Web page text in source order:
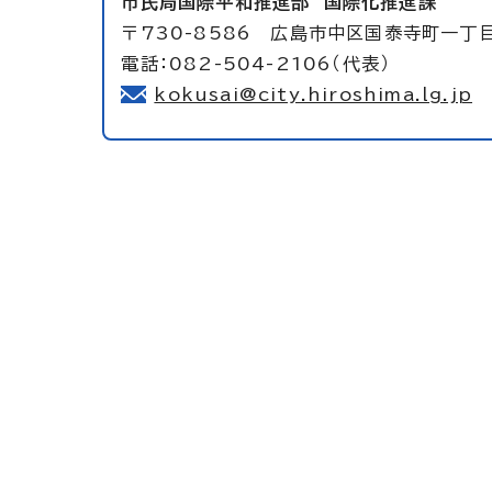
〒730-8586 広島市中区国泰寺町一丁
電話：082-504-2106（代表）
kokusai@city.hiroshima.lg.jp